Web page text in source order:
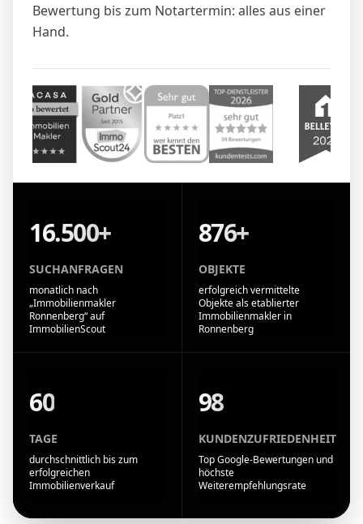
Bewertung bis zum Notartermin: alles aus einer
Hand.
16.500+
SUCHANFRAGEN
monatlich nach
„Immobilienmakler
Ronnenberg“ auf
ImmobilienScout
876+
OBJEKTE
erfolgreich vermittelte
Objekte als etablierter
Immobilienmakler in
Ronnenberg
60
TAGE
durchschnittlich bis zum
erfolgreichen
Immobilienverkauf
98
KUNDENZUFRIEDENHEIT
Top Google-Bewertungen und
höchste
Weiterempfehlungsrate